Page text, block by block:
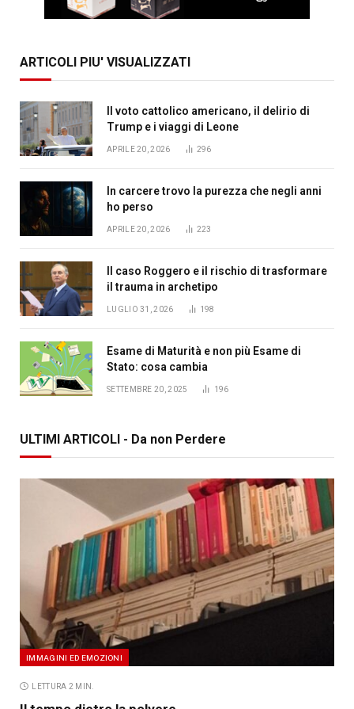
ARTICOLI PIU' VISUALIZZATI
Il voto cattolico americano, il delirio di
Trump e i viaggi di Leone
APRILE 20, 2026 296
In carcere trovo la purezza che negli anni
ho perso
APRILE 20, 2026 223
Il caso Roggero e il rischio di trasformare
il trauma in archetipo
LUGLIO 31, 2026 198
Esame di Maturità e non più Esame di
Stato: cosa cambia
SETTEMBRE 20, 2025 196
ULTIMI ARTICOLI - Da non Perdere
IMMAGINI ED EMOZIONI
LETTURA 2 MIN.